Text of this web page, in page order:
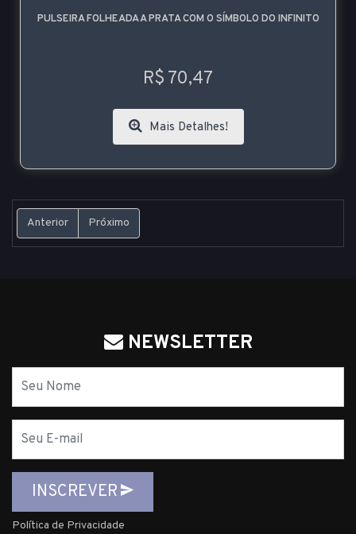
PULSEIRA FOLHEADA A PRATA COM O SÍMBOLO DO INFINITO
R$ 70,47
Mais Detalhes!
Anterior Próximo
NEWSLETTER
mail
INSCREVER
Política de Privacidade